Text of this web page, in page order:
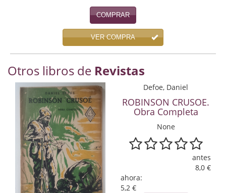
Ensayo literario
Filosofía
Física y Química
Física y química
Guerra Civil Española
COMPRAR
VER COMPRA
Otros libros de Revistas
Defoe, Daniel
ROBINSON CRUSOE.
Obra Completa
None
antes
8,0 €
ahora:
5,2 €